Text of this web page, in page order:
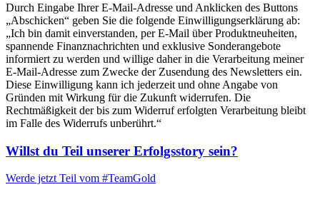
Durch Eingabe Ihrer E-Mail-Adresse und Anklicken des Buttons
„Abschicken“ geben Sie die folgende Einwilligungserklärung ab:
„Ich bin damit einverstanden, per E-Mail über Produktneuheiten,
spannende Finanznachrichten und exklusive Sonderangebote
informiert zu werden und willige daher in die Verarbeitung meiner
E-Mail-Adresse zum Zwecke der Zusendung des Newsletters ein.
Diese Einwilligung kann ich jederzeit und ohne Angabe von
Gründen mit Wirkung für die Zukunft widerrufen. Die
Rechtmäßigkeit der bis zum Widerruf erfolgten Verarbeitung bleibt
im Falle des Widerrufs unberührt.“
Willst du Teil unserer Erfolgsstory sein?
Werde jetzt Teil vom #TeamGold